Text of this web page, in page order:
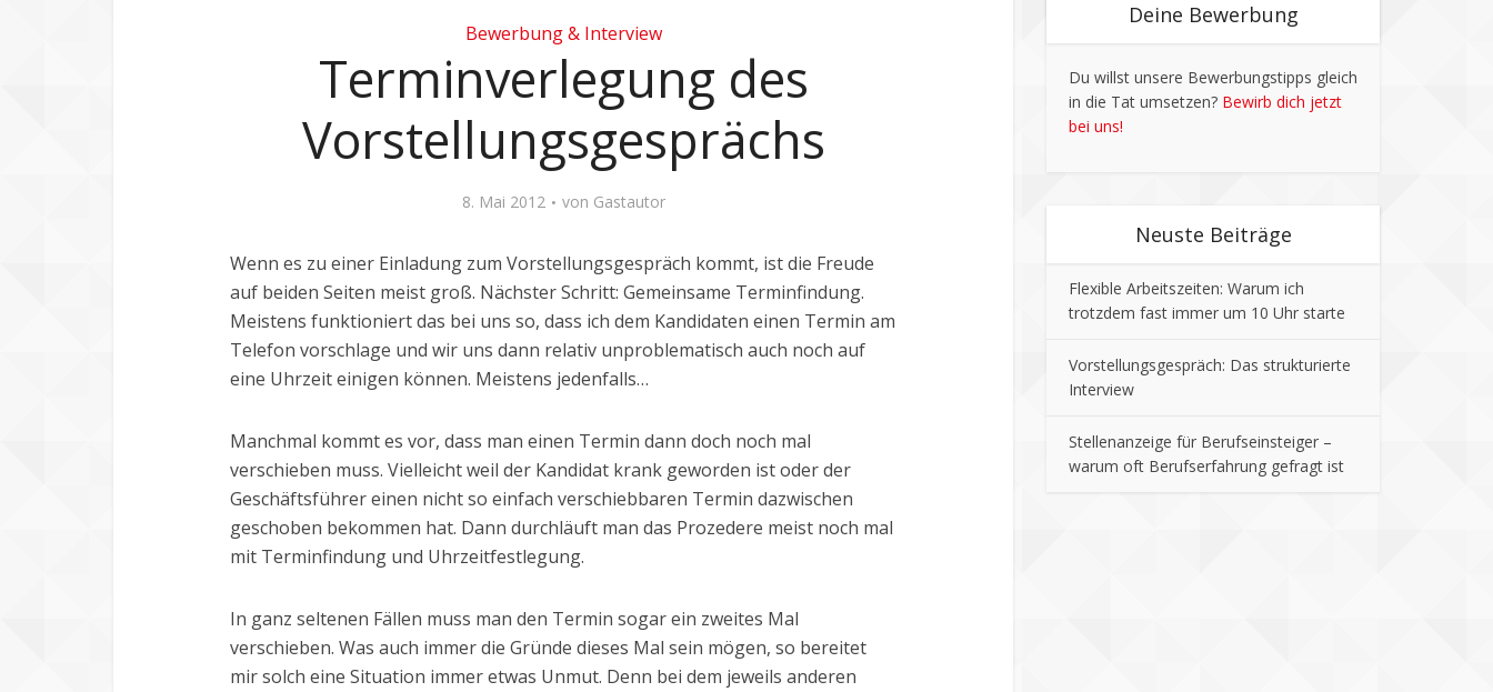
Bewerbung & Interview
Terminverlegung des
Vorstellungsgesprächs
8. Mai 2012 von Gastautor
Wenn es zu einer Einladung zum Vorstellungsgespräch kommt, ist die Freude
auf beiden Seiten meist groß. Nächster Schritt: Gemeinsame Terminfindung.
Meistens funktioniert das bei uns so, dass ich dem Kandidaten einen Termin am
Telefon vorschlage und wir uns dann relativ unproblematisch auch noch auf
eine Uhrzeit einigen können. Meistens jedenfalls…
Manchmal kommt es vor, dass man einen Termin dann doch noch mal
verschieben muss. Vielleicht weil der Kandidat krank geworden ist oder der
Geschäftsführer einen nicht so einfach verschiebbaren Termin dazwischen
geschoben bekommen hat. Dann durchläuft man das Prozedere meist noch mal
mit Terminfindung und Uhrzeitfestlegung.
In ganz seltenen Fällen muss man den Termin sogar ein zweites Mal
verschieben. Was auch immer die Gründe dieses Mal sein mögen, so bereitet
mir solch eine Situation immer etwas Unmut. Denn bei dem jeweils anderen
Deine Bewerbung
Du willst unsere Bewerbungstipps gleich
in die Tat umsetzen? Bewirb dich jetzt
bei uns!
Neuste Beiträge
Flexible Arbeitszeiten: Warum ich
trotzdem fast immer um 10 Uhr starte
Vorstellungsgespräch: Das strukturierte
Interview
Stellenanzeige für Berufseinsteiger –
warum oft Berufserfahrung gefragt ist